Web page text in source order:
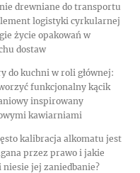
drewniane do transportu
logistyki cyrkularnej
życie opakowań w
dostaw
do kuchni w roli głównej:
funkcjonalny kącik
inspirowany
kawiarniami
kalibracja alkomatu jest
przez prawo i jakie
niesie jej zaniedbanie?